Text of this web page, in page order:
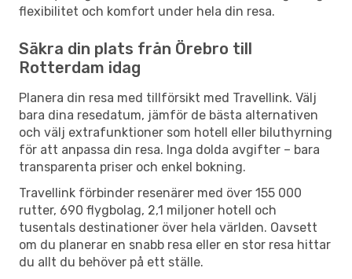
flexibilitet och komfort under hela din resa.
Säkra din plats från Örebro till
Rotterdam idag
Planera din resa med tillförsikt med Travellink. Välj
bara dina resedatum, jämför de bästa alternativen
och välj extrafunktioner som hotell eller biluthyrning
för att anpassa din resa. Inga dolda avgifter – bara
transparenta priser och enkel bokning.
Travellink förbinder resenärer med över 155 000
rutter, 690 flygbolag, 2,1 miljoner hotell och
tusentals destinationer över hela världen. Oavsett
om du planerar en snabb resa eller en stor resa hittar
du allt du behöver på ett ställe.